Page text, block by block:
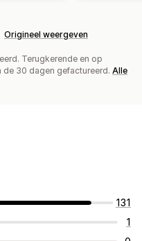
Origineel weergeven
Terugkerende en op
30 dagen gefactureerd. Alle
131
1